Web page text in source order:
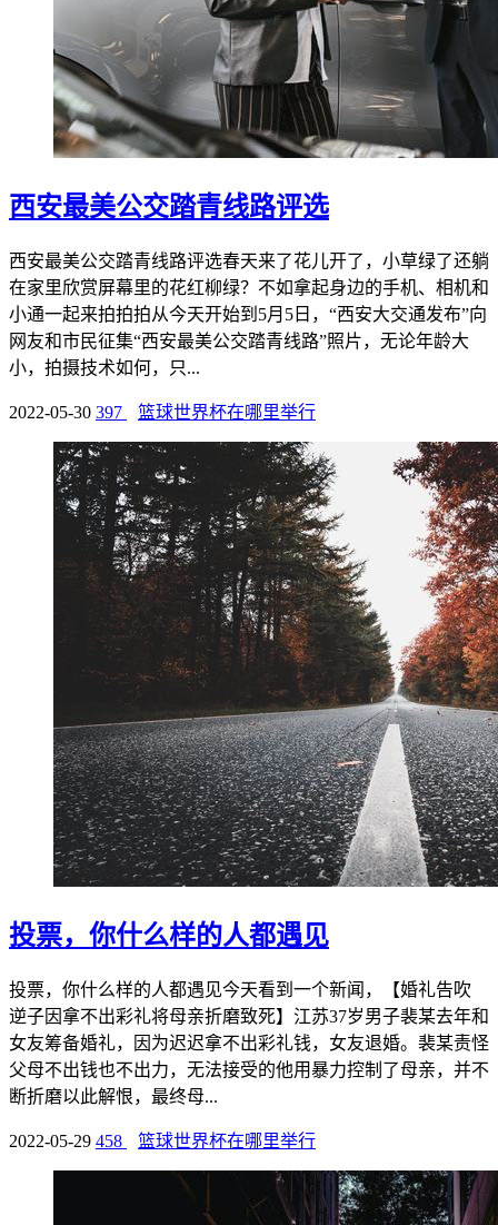
西安最美公交踏青线路评选
西安最美公交踏青线路评选春天来了花儿开了，小草绿了还躺
在家里欣赏屏幕里的花红柳绿？不如拿起身边的手机、相机和
小通一起来拍拍拍从今天开始到5月5日，“西安大交通发布”向
网友和市民征集“西安最美公交踏青线路”照片，无论年龄大
小，拍摄技术如何，只...
2022-05-30 397 篮球世界杯在哪里举行
投票，你什么样的人都遇见
投票，你什么样的人都遇见今天看到一个新闻，【婚礼告吹
逆子因拿不出彩礼将母亲折磨致死】江苏37岁男子裴某去年和
女友筹备婚礼，因为迟迟拿不出彩礼钱，女友退婚。裴某责怪
父母不出钱也不出力，无法接受的他用暴力控制了母亲，并不
断折磨以此解恨，最终母...
2022-05-29 458 篮球世界杯在哪里举行